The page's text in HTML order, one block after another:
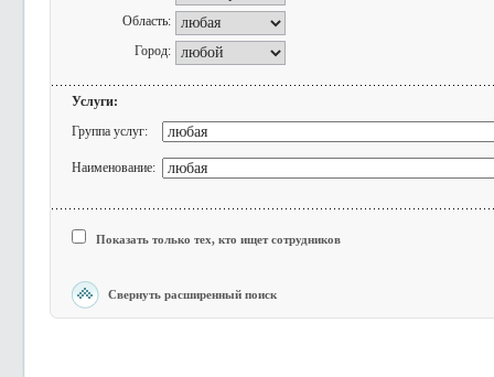
Область:
Город:
Услуги:
Группа услуг:
Наименование:
Показать только тех, кто ищет сотрудников
Свернуть расширенный поиск